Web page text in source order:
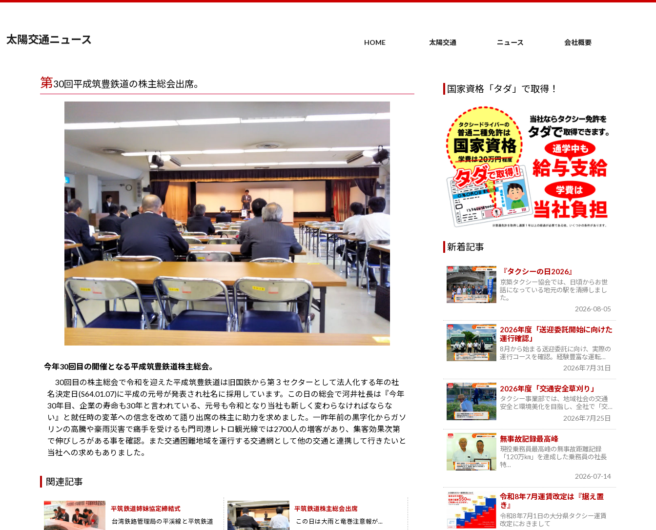
太陽交通ニュース HOME 太陽交通 ニュース 会社概要
第30回平成筑豊鉄道の株主総会出席。
今年30回目の開催となる平成筑豊鉄道株主総会。
30回目の株主総会で令和を迎えた平成筑豊鉄道は旧国鉄から第３セクターとして法人化する年の社
名決定日(S64.01.07)に平成の元号が発表され社名に採用しています。この日の総会で河井社長は『今年
30年目、企業の寿命も30年と言われている、元号も令和となり当社も新しく変わらなければならな
い』と就任時の変革への信念を改めて語り出席の株主に助力を求めました。一昨年前の黒字化からガソ
リンの高騰や豪雨災害で痛手を受けるも門司港レトロ観光線では2700人の増客があり、集客効果次第
で伸びしろがある事を確認。また交通困難地域を運行する交通網として他の交通と連携して行きたいと
当社への求めもありました。
関連記事
平筑鉄道姉妹協定締結式
台湾鉄路管理局の平渓線と平筑鉄道
平筑鉄道株主総会出席
この日は大雨と竜巻注意報が...
国家資格「タダ」で取得！
新着記事
『タクシーの日2026』
京築タクシー協会では、日頃からお世
話になっている地元の駅を清掃しまし
た。
2026-08-05
2026年度「送迎委託開始に向けた
運行確認」
8月から始まる送迎委託に向け、実際の
運行コースを確認。経験豊富な運転…
2026年7月31日
2026年度「交通安全草刈り」
タクシー事業部では、地域社会の交通
安全と環境美化を目指し、全社で「交…
2026年7月25日
無事故記録最高峰
現役乗務員最高峰の無事故距離記録
「120万㎞」を達成した乗務員の社長
特…
2026-07-14
令和8年7月運賃改定は『据え置
き』
令和8年7月1日の大分県タクシー運賃
改定におきまして